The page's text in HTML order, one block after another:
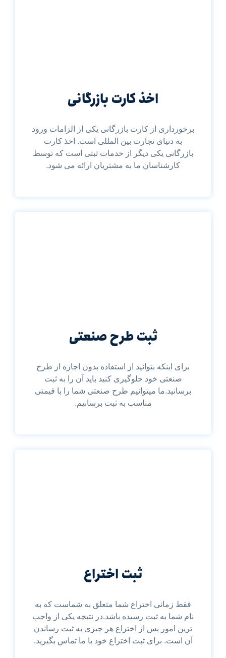
اخذ کارت بازرگانی
برخورداری از کارت بازرگانی یکی از الزامات ورود
به دنیای تجارت بین المللی است. اخذ کارت
بازرگانی یکی دیگر از خدمات ثبتی است که توسط
کارشناسان ما به مشتریان ارائه می شود.
ثبت طرح صنعتی
برای اینکه بتوانید از استفاده بدون اجازه از طرح
صنعتی خود جلوگیری کنید باید آن را به ثبت
برسانید.ما میتوانیم طرح صنعتی شما را با قیمتی
مناسب به ثبت برسانیم.
ثبت اختراع
فقط زمانی اختراع شما متعلق به شماست که به
نام شما به ثبت رسیده باشد.در نتیجه یکی از واجب
ترین امور پس از اختراع هر چیزی به ثبت رساندن
آن است. برای ثبت اختراع خود با ما تماس بگیرید.